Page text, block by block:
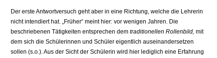
Der erste Antwortversuch geht aber in eine Richtung, welche die Lehrerin
nicht intendiert hat. „Früher“ meint hier: vor wenigen Jahren. Die
beschriebenen Tä­tigkeiten entsprechen demtraditionellen Rollenbild, mit
dem sich die Schüle­rinnen und Schüler eigentlich auseinandersetzen
sollen (s.o.). Aus der Sicht der Schülerin wird hier lediglich eine Erfahrung